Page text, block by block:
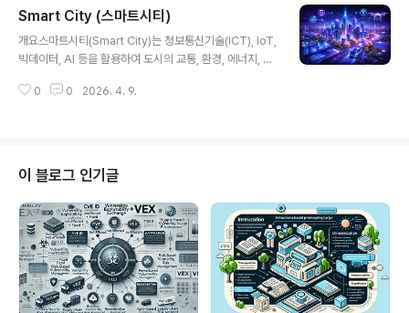
개념 및 정의스마트팩토리는 생산 설비, 공정, 물류, 품질
데이터를 실시간으로 수집하고 분석하여 자동으로 최적화
되는 공장을 의미한다. 기존 자동화 공장과 달리, 데이터 기
서와 네트워크를 통해 수집된 데이터를 기반으로 설비 상
Smart City (스마트시티)
개요스마트시티(Smart City)는 정보통신기술(ICT), IoT,
빅데이터, AI 등을 활용하여 도시의 교통, 환경, 에너지, 안
향상시키는 도시 모델이다. 글로벌 시장조사 기관 IDC에
프라와 디지털 기술을 융합하여 데이터를 기반으로 도시를
운영하는 지능형 도시를 의미한다. 센서와 네트워크를 통
해 수집된 데이터를 분석하여 교통 혼잡을 줄이고, 에너지
효율을 높이며, 공공 서비스를 개선하는 것이 핵심 목적이
다.스마트시티는 단순한 기술 도입을 넘어 지속가능성, 시
민 참여, 도시 경쟁력..
0 0 2026. 4. 9.
이 블로그 인기글